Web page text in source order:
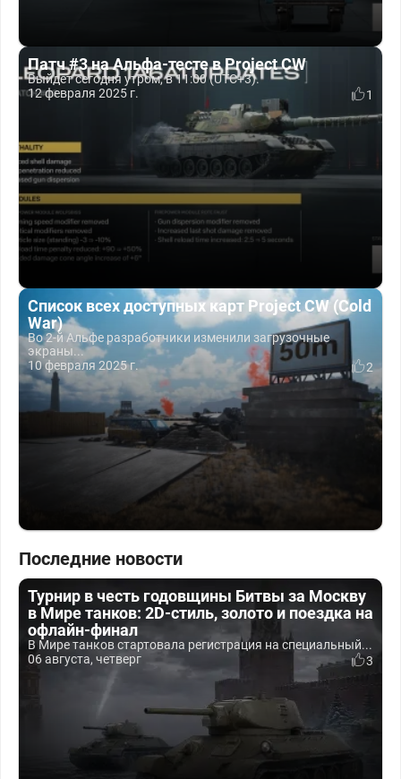
Патч #3 на Альфа-тесте в Project CW
Выйдет сегодня утром, в 11:00 (UTC+3).
12 февраля 2025 г.
1
Список всех доступных карт Project CW (Cold
War)
Во 2-й Альфе разработчики изменили загрузочные
экраны...
10 февраля 2025 г.
2
Последние новости
Турнир в честь годовщины Битвы за Москву
в Мире танков: 2D-стиль, золото и поездка на
офлайн-финал
В Мире танков стартовала регистрация на специальный...
06 августа, четверг
3